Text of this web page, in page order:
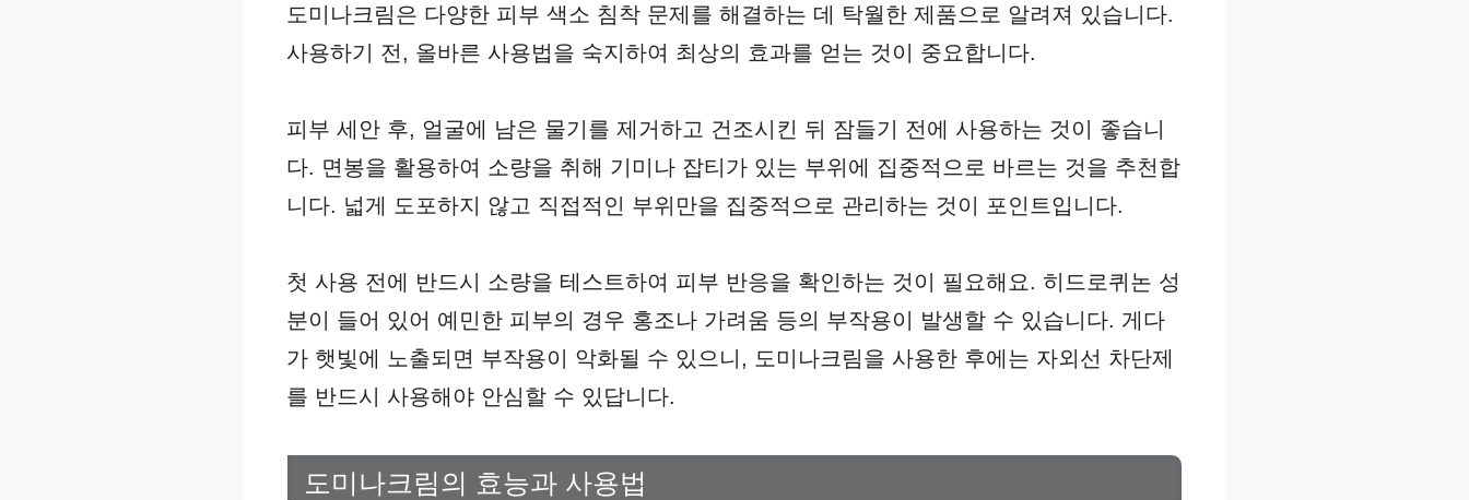
도미나크림은 다양한 피부 색소 침착 문제를 해결하는 데 탁월한 제품으로 알려져 있습니다.
사용하기 전, 올바른 사용법을 숙지하여 최상의 효과를 얻는 것이 중요합니다.
피부 세안 후, 얼굴에 남은 물기를 제거하고 건조시킨 뒤 잠들기 전에 사용하는 것이 좋습니
다. 면봉을 활용하여 소량을 취해 기미나 잡티가 있는 부위에 집중적으로 바르는 것을 추천합
니다. 넓게 도포하지 않고 직접적인 부위만을 집중적으로 관리하는 것이 포인트입니다.
첫 사용 전에 반드시 소량을 테스트하여 피부 반응을 확인하는 것이 필요해요. 히드로퀴논 성
분이 들어 있어 예민한 피부의 경우 홍조나 가려움 등의 부작용이 발생할 수 있습니다. 게다
가 햇빛에 노출되면 부작용이 악화될 수 있으니, 도미나크림을 사용한 후에는 자외선 차단제
를 반드시 사용해야 안심할 수 있답니다.
도미나크림의 효능과 사용법